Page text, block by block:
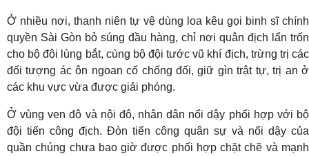
Ở nhiều nơi, thanh niên tự vệ dùng loa kêu gọi binh sĩ chính
quyền Sài Gòn bỏ súng đầu hàng, chỉ nơi quân địch lẩn trốn
cho bộ đội lùng bắt, cùng bộ đội tước vũ khí địch, trừng trị các
đối tượng ác ôn ngoan cố chống đối, giữ gìn trật tự, trị an ở
các khu vực vừa được giải phóng.
Ở vùng ven đô và nội đô, nhân dân nổi dậy phối hợp với bộ
đội tiến công địch. Đòn tiến công quân sự và nổi dậy của
quần chúng chưa bao giờ được phối hợp chặt chẽ và mạnh